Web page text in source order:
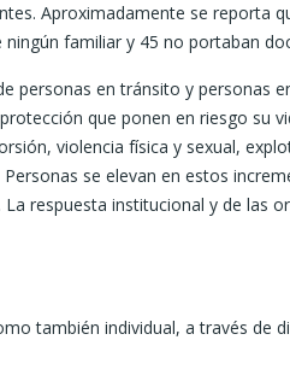
Aproximadamente se reporta
familiar y 45 no portaban
personas en tránsito y personas
que ponen en riesgo su
violencia física y sexual,
se elevan en estos
respuesta institucional y de las
también individual, a través de